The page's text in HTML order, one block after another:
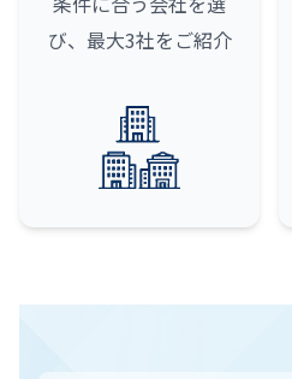
び、最大3社をご紹介